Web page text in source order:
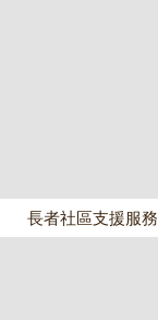
長者社區支援服務